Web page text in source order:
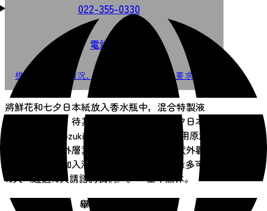
022-355-0330
電話報名
根據交通擁堵情況，我們可能會拒絕您的要求。
將鮮花和七夕日本紙放入香水瓶中，混合特製液
體，倒入瓶中，待其凝固。主要材料為七夕日本紙
和蜜桔（amihozuki）花。 * 體驗過程中使用原創材
料。蜜桔花的外層葉片被處理成美麗的網狀外觀。 *
耗時30分鐘（加入液體後需15分鐘）。 * 最多可容納
10人（超過10人請諮詢我們）。 * 全年無休。
舉辦期間